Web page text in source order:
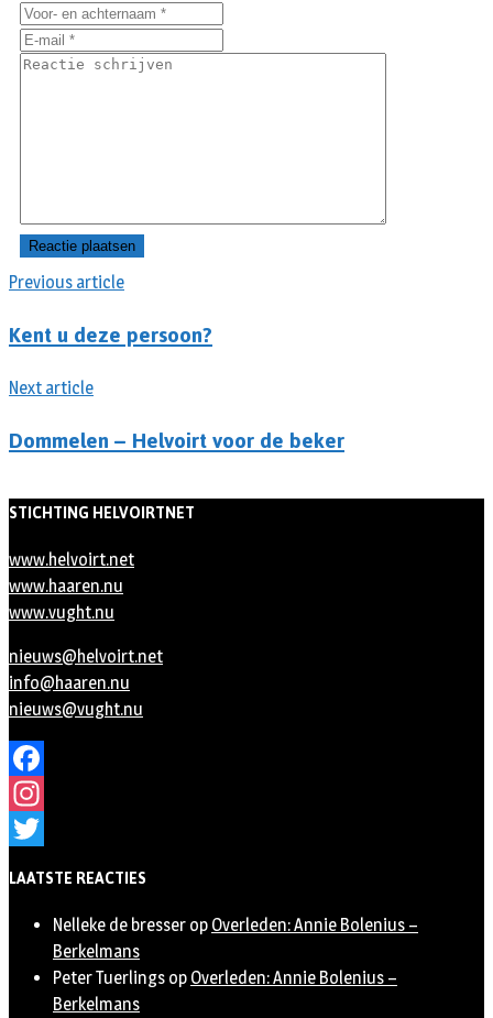
Previous article
Kent u deze persoon?
Next article
Dommelen – Helvoirt voor de beker
STICHTING HELVOIRTNET
www.helvoirt.net
www.haaren.nu
www.vught.nu
nieuws@helvoirt.net
info@haaren.nu
nieuws@vught.nu
Facebook
Instagram
LAATSTE REACTIES
Nelleke de bresser op Overleden: Annie Bolenius –
Berkelmans
Peter Tuerlings op Overleden: Annie Bolenius –
Berkelmans